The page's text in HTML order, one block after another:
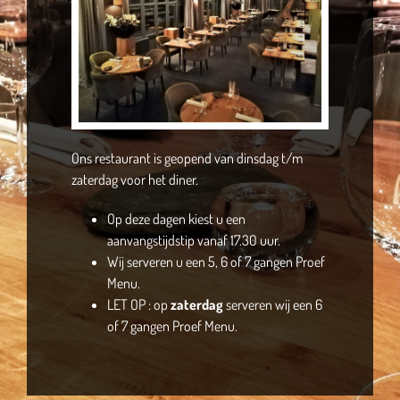
Ons restaurant is geopend van dinsdag t/m
zaterdag voor het diner.
Op deze dagen kiest u een
aanvangstijdstip vanaf 17.30 uur.
Wij serveren u een 5, 6 of 7 gangen Proef
Menu.
LET OP : op zaterdagserveren wij een 6
of 7 gangen Proef Menu.